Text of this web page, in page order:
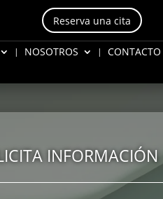
Reserva una cita
NOSOTROS CONTACTO
INFORMACIÓN